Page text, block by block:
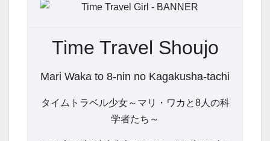
Time Travel Shoujo
Mari Waka to 8-nin no Kagakusha-tachi
タイムトラベル少女～マリ・ワカと8人の科
学者たち～